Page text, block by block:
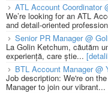
ATL Account Coordinator
We’re looking for an ATL
and detail-oriented
Senior PR Manager @
La Golin Ketchum, căutăm
experiență, care știe...
BTL Account Manager @
Job description: We're on
Manager to join our vibrant...